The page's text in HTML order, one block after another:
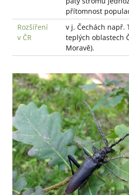
přítomnost
Rozšíření
v ČR
v j. Čechách např.
teplých oblastech
Moravě).